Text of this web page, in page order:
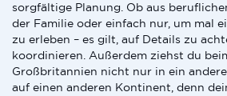
sorgfältige Planung. Ob aus
der Familie oder einfach nur, um mal
zu erleben – es gilt, auf Details zu
koordinieren. Außerdem ziehst du
Großbritannien nicht nur in ein
auf einen anderen Kontinent, denn